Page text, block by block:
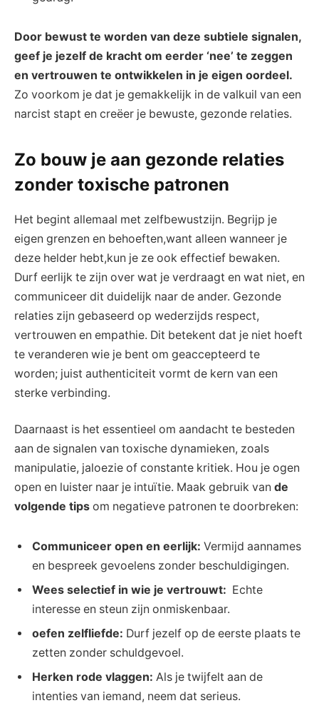
Door bewust‌ te worden van deze ‌subtiele signalen,
geef je jezelf de⁣ kracht om ‌eerder ‘nee’ te zeggen
en vertrouwen te ⁢ontwikkelen in je eigen oordeel.
Zo‌ voorkom‌ je​ dat je gemakkelijk in de ⁤valkuil van een
narcist stapt ⁣en creëer je⁤ bewuste, gezonde relaties.
Zo bouw je aan gezonde⁢ relaties
zonder toxische‌ patronen
Het begint allemaal met zelfbewustzijn.⁤ Begrijp‍ je‌
eigen grenzen en behoeften,want alleen wanneer je
deze‌ helder ⁣hebt,kun je ze ook‍ effectief bewaken.
Durf eerlijk ‍te zijn over wat je verdraagt ⁣en wat niet, en
communiceer dit duidelijk naar de ander. Gezonde
relaties zijn​ gebaseerd op wederzijds ⁣respect,
vertrouwen en empathie. Dit​ betekent dat​ je niet⁤ hoeft
te veranderen wie je⁢ bent om geaccepteerd te
worden;⁢ juist authenticiteit vormt de kern van een
sterke verbinding.
Daarnaast ⁣is het⁢ essentieel ⁢om aandacht te besteden
⁤aan ‍de ​signalen ⁢van​ toxische dynamieken,⁣ zoals
manipulatie, jaloezie of constante kritiek. Hou⁤ je ogen
open ‍en luister naar je intuïtie. Maak ⁤gebruik van de
volgende tips om negatieve patronen te doorbreken:
Communiceer open en ‍eerlijk: Vermijd aannames
en bespreek gevoelens zonder beschuldigingen.
Wees selectief in wie je vertrouwt: ‌ Echte‍
interesse en steun zijn onmiskenbaar.
oefen zelfliefde: Durf jezelf op de eerste plaats te
zetten zonder schuldgevoel.
Herken⁤ rode vlaggen: ⁢Als je‌ twijfelt aan de
⁣intenties ​van iemand, neem dat serieus.